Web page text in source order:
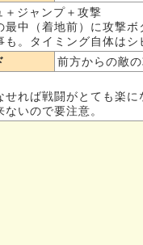
ジャンプ＋攻撃
最中（着地前）に攻撃
も。タイミング自体は
前方からの敵
せれば戦闘がとても楽
いので要注意。